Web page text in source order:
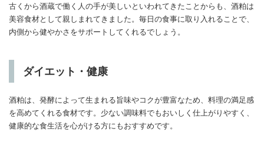
古くから酒蔵で働く人の手が美しいといわれてきたことからも、酒粕は
美容食材として親しまれてきました。毎日の食事に取り入れることで、
内側から健やかさをサポートしてくれるでしょう。
ダイエット・健康
酒粕は、発酵によって生まれる旨味やコクが豊富なため、料理の満足感
を高めてくれる食材です。少ない調味料でもおいしく仕上がりやすく、
健康的な食生活を心がける方にもおすすめです。